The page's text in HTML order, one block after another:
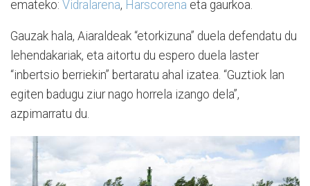
emateko: Vidralarena, Harscorena eta gaurkoa.
Gauzak hala, Aiaraldeak “etorkizuna” duela defendatu du
lehendakariak, eta aitortu du espero duela laster
“inbertsio berriekin” bertaratu ahal izatea. “Guztiok lan
egiten badugu ziur nago horrela izango dela”,
azpimarratu du.